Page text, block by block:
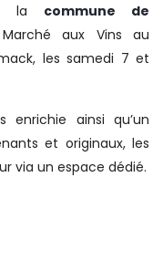
la commune de
Marché aux Vins au
les samedi 7 et
enrichie ainsi qu’un
et originaux, les
via un espace dédié.